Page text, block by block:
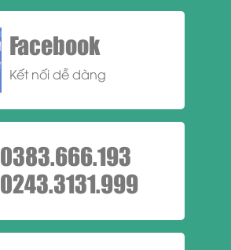
Facebook
Kết nối dễ dàng
0383.666.193
0243.3131.999